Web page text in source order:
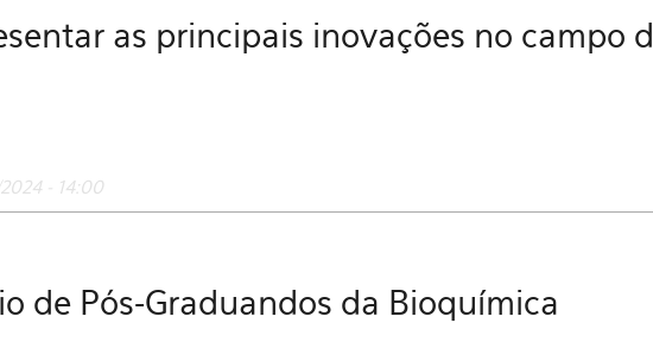
as principais inovações no campo
- 14:00
de Pós-Graduandos da Bioquímica